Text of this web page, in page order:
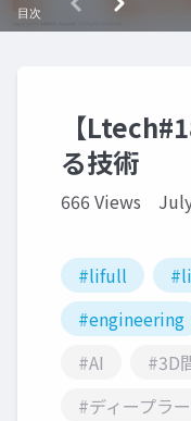
【
る技術
666 Views
#lifull
#engineering
#AI
#3D
#ディープラ